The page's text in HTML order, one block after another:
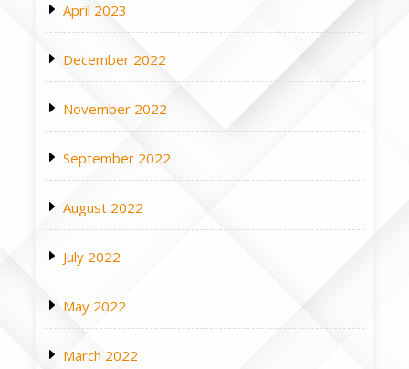
April 2023
December 2022
November 2022
September 2022
August 2022
July 2022
May 2022
March 2022